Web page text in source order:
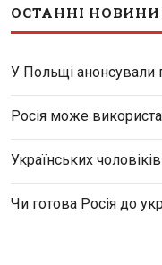
ОСТАННІ НОВИНИ
У Польщі анонсували
Росія може
Українських
Чи готова Росія до